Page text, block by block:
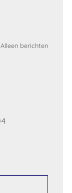
Alleen berichten